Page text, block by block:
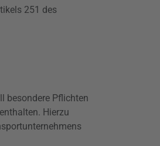
251 des
besondere Pflichten
Hierzu